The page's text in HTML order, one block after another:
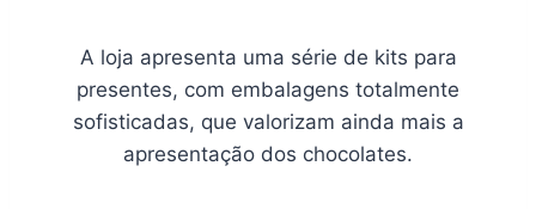
A loja apresenta uma série de kits para
presentes, com embalagens totalmente
sofisticadas, que valorizam ainda mais a
apresentação dos chocolates.